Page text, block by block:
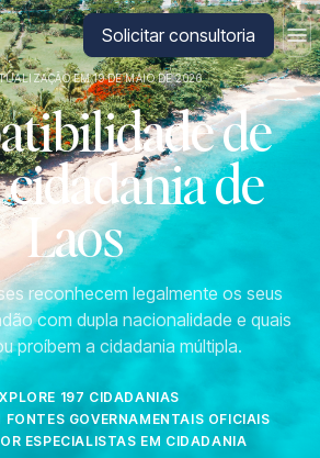
CitizenX Solicitar consultoria
EM 19 DE MAIO DE 2026
de
de
Laos
reconhecem legalmente os seus
com dupla nacionalidade e quais
proíbem a cidadania múltipla.
197 CIDADANIAS
FONTES GOVERNAMENTAIS OFICIAIS
ESPECIALISTAS EM CIDADANIA